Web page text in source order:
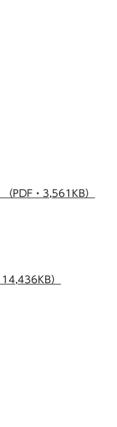
PDF・3,561KB）
）